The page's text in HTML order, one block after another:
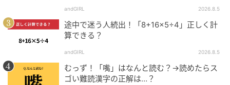
andGIRL 2026.8.5
途中で迷う人続出！「8+16×5÷4」正しく計
算できる？
andGIRL 2026.8.5
むっず！「嘴」はなんと読む？→読めたらス
ゴい難読漢字の正解は…？